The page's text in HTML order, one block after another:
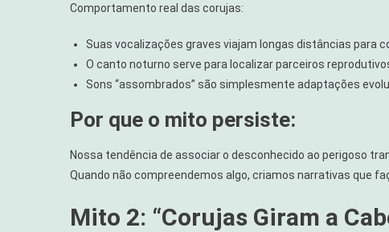
Comportamento real das corujas:
Suas vocalizações graves viajam longas distâncias para
O canto noturno serve para localizar parceiros
Sons “assombrados” são simplesmente adaptações
Por que o mito persiste:
Nossa tendência de associar o desconhecido ao perigoso
Quando não compreendemos algo, criamos narrativas que
Mito 2: “Corujas Giram a